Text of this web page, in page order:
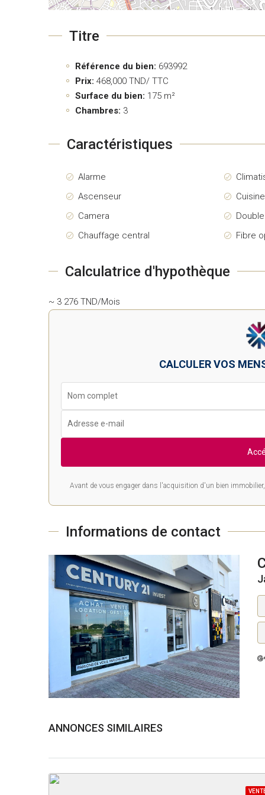
Titre
Référence du bien: 693992
Prix: 468,000 TND/ TTC
Surface du bien: 175 m²
Chambres: 3
Caractéristiques
Alarme
Ascenseur
Camera
Chauffage central
Fibre
Calculatrice d'hypothèque
~ 3 276 TND/Mois
CALCULER VOS
Avant de vous engager dans l'acquisition d'un bien
Informations de contact
ANNONCES SIMILAIRES